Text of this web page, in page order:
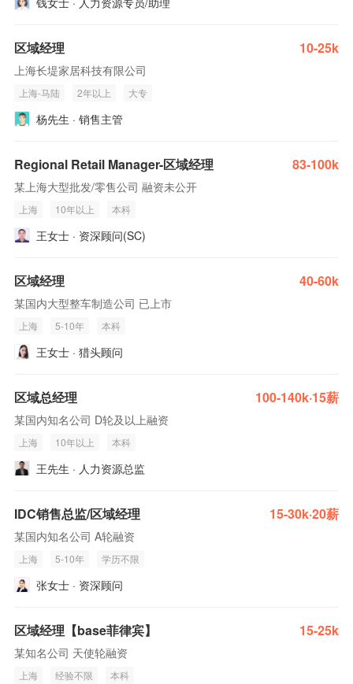
区域经理 10-25k
上海长堤家居科技有限公司
上海-马陆 2年以上 大专
杨先生 · 销售主管
Regional Retail Manager-区域经理 83-100k
某上海大型批发/零售公司 融资未公开
上海 10年以上 本科
王女士 · 资深顾问(SC)
区域经理 40-60k
某国内大型整车制造公司 已上市
上海 5-10年 本科
王女士 · 猎头顾问
区域总经理 100-140k·15薪
某国内知名公司 D轮及以上融资
上海 10年以上 本科
王先生 · 人力资源总监
IDC销售总监/区域经理 15-30k·20薪
某国内知名公司 A轮融资
上海 5-10年 学历不限
张女士 · 资深顾问
区域经理【base菲律宾】 15-25k
某知名公司 天使轮融资
上海 经验不限 本科